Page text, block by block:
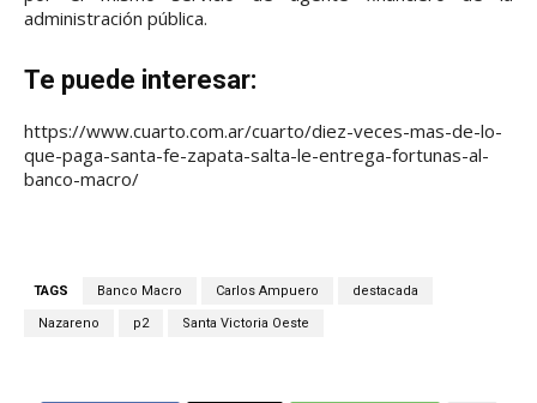
administración pública.
Te puede interesar:
https://www.cuarto.com.ar/cuarto/diez-veces-mas-de-lo-
que-paga-santa-fe-zapata-salta-le-entrega-fortunas-al-
banco-macro/
TAGS Banco Macro Carlos Ampuero destacada
Nazareno p2 Santa Victoria Oeste